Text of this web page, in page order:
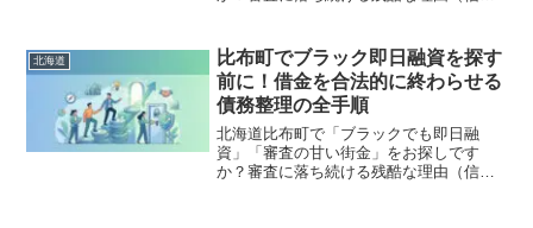
まで徹底解説。多重債務の地獄から抜け
出し、合法的に借金を減額・免除する
「債務整理」の正しい知識と、今すぐ督
促を止める無料相談窓口をご案内しま
す。
北海道
比布町でブラック即日融資を探す
前に！借金を合法的に終わらせる
債務整理の全手順
北海道比布町で「ブラックでも即日融
資」「審査の甘い街金」をお探しです
か？審査に落ち続ける残酷な理由（信用